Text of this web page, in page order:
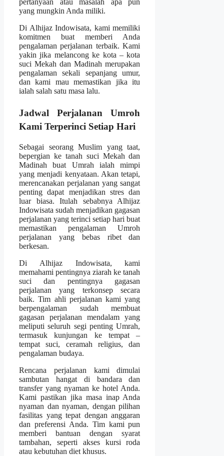
pertanyaan atau masalah apa pun
yang mungkin Anda miliki.
Di Alhijaz Indowisata, kami memiliki
komitmen buat memberi Anda
pengalaman perjalanan terbaik. Kami
yakin jika melancong ke kota – kota
suci Mekah dan Madinah merupakan
pengalaman sekali sepanjang umur,
dan kami mau memastikan jika itu
ialah salah satu masa lalu.
Jadwal Perjalanan Umroh
Kami Terperinci Setiap Hari
Sebagai seorang Muslim yang taat,
bepergian ke tanah suci Mekah dan
Madinah buat Umrah ialah mimpi
yang menjadi kenyataan. Akan tetapi,
merencanakan perjalanan yang sangat
penting dapat menjadikan stres dan
luar biasa. Itulah sebabnya Alhijaz
Indowisata sudah menjadikan gagasan
perjalanan yang terinci setiap hari buat
memastikan pengalaman Umroh
perjalanan yang bebas ribet dan
berkesan.
Di Alhijaz Indowisata, kami
memahami pentingnya ziarah ke tanah
suci dan pentingnya gagasan
perjalanan yang terkonsep secara
baik. Tim ahli perjalanan kami yang
berpengalaman sudah membuat
gagasan perjalanan mendalam yang
meliputi seluruh segi penting Umrah,
termasuk kunjungan ke tempat –
tempat suci, ceramah religius, dan
pengalaman budaya.
Rencana perjalanan kami dimulai
sambutan hangat di bandara dan
transfer yang nyaman ke hotel Anda.
Kami pastikan jika masa inap Anda
nyaman dan nyaman, dengan pilihan
fasilitas yang tepat dengan anggaran
dan preferensi Anda. Tim kami pun
memberi bantuan dengan syarat
tambahan, seperti akses kursi roda
atau kebutuhan diet khusus.